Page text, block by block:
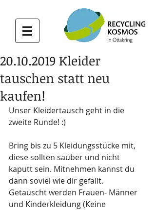
20.10.2019 Kleider
tauschen statt neu
kaufen!
Unser Kleidertausch geht in die
zweite Runde! :)
Bring bis zu 5 Kleidungsstücke mit,
diese sollten sauber und nicht
kaputt sein. Mitnehmen kannst du
dann soviel wie dir gefällt.
Getauscht werden Frauen- Männer
und Kinderkleidung (Keine